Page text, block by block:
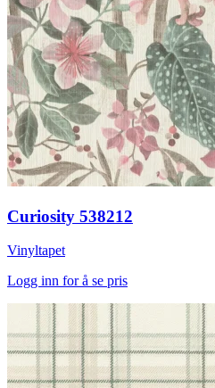
Curiosity 538212
Vinyltapet
Logg inn for å se pris